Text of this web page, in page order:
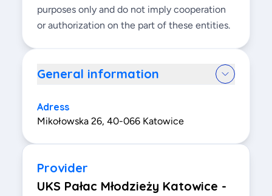
purposes only and do not imply cooperation
or authorization on the part of these entities.
General information
Adress
Mikołowska 26, 40-066 Katowice
Provider
UKS Pałac Młodzieży Katowice -